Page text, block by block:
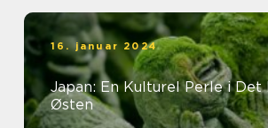
16. januar 2024
Japan: En Kulturel Perle i Det
Østen